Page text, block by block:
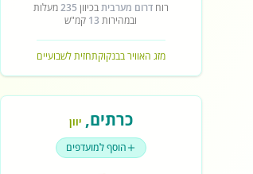
רוחדרום מערביתבכיוון 235מעלות
ובמהירות 13 קמ"ש
מזג האוויר בבנקוקתחזית לשבועיים
כרתים,יוון
הוסף למועדפים